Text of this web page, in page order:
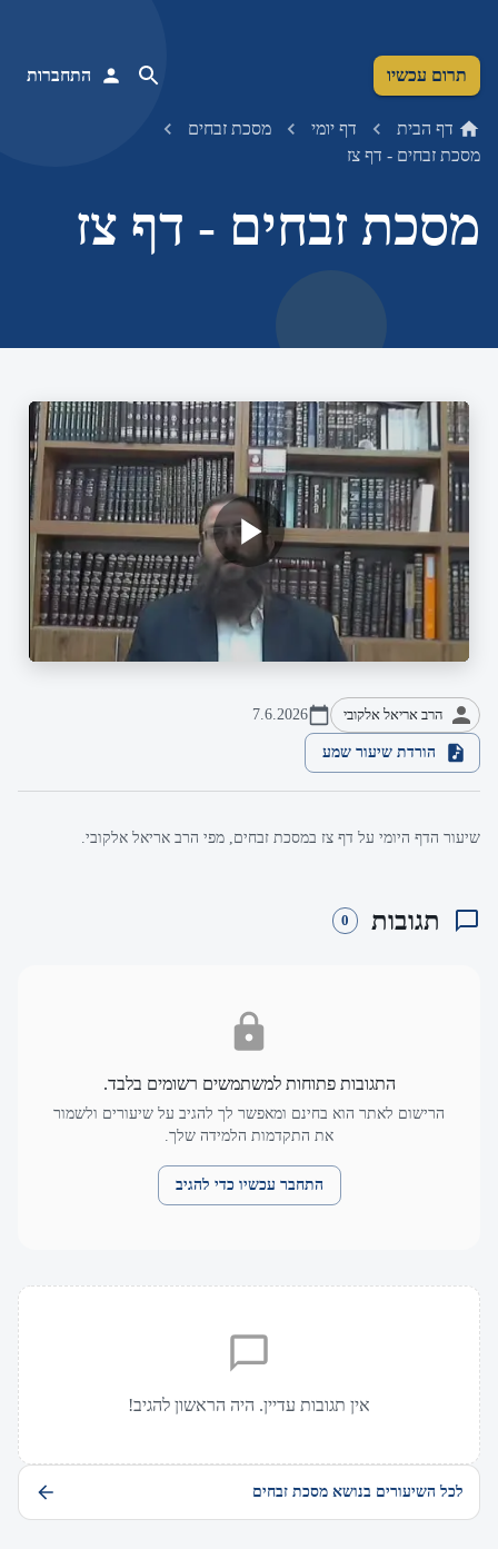
תרום עכשיו התחברות
דף הבית דף יומי
מסכת זבחים
מסכת זבחים - דף צז
מסכת זבחים - דף צז
הרב אריאל אלקובי 7.6.2026
הורדת שיעור שמע
שיעור הדף היומי על דף צז במסכת זבחים, מפי הרב אריאל אלקובי.
תגובות 0
התגובות פתוחות למשתמשים רשומים בלבד.
הרישום לאתר הוא בחינם ומאפשר לך להגיב על שיעורים ולשמור
את התקדמות הלמידה שלך.
התחבר עכשיו כדי להגיב
אין תגובות עדיין. היה הראשון להגיב!
לכל השיעורים בנושא מסכת זבחים